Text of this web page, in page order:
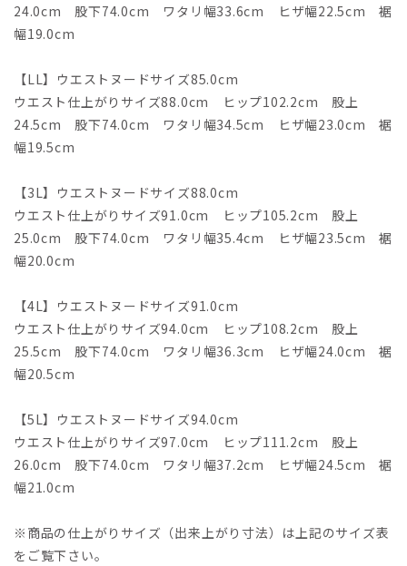
24.0cm 股下74.0cm ワタリ幅33.6cm ヒザ幅22.5cm 裾
幅19.0cm
【LL】ウエストヌードサイズ85.0cm
ウエスト仕上がりサイズ88.0cm ヒップ102.2cm 股上
24.5cm 股下74.0cm ワタリ幅34.5cm ヒザ幅23.0cm 裾
幅19.5cm
【3L】ウエストヌードサイズ88.0cm
ウエスト仕上がりサイズ91.0cm ヒップ105.2cm 股上
25.0cm 股下74.0cm ワタリ幅35.4cm ヒザ幅23.5cm 裾
幅20.0cm
【4L】ウエストヌードサイズ91.0cm
ウエスト仕上がりサイズ94.0cm ヒップ108.2cm 股上
25.5cm 股下74.0cm ワタリ幅36.3cm ヒザ幅24.0cm 裾
幅20.5cm
【5L】ウエストヌードサイズ94.0cm
ウエスト仕上がりサイズ97.0cm ヒップ111.2cm 股上
26.0cm 股下74.0cm ワタリ幅37.2cm ヒザ幅24.5cm 裾
幅21.0cm
※商品の仕上がりサイズ（出来上がり寸法）は上記のサイズ表
をご覧下さい。